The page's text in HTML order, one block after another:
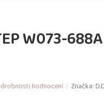
W073-688A
hodnocení Značka: